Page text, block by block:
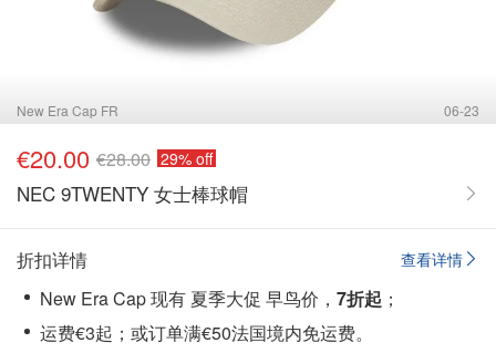
New Era Cap FR 06-23
€20.00 €28.00 29% off
NEC 9TWENTY 女士棒球帽
查看详情
折扣详情
New Era Cap 现有 夏季大促 早鸟价， 7折起 ；
运费€3起；或订单满€50法国境内免运费。